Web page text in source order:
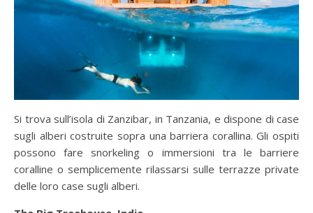
Si trova sull’isola di Zanzibar, in Tanzania, e dispone di case
sugli alberi costruite sopra una barriera corallina. Gli ospiti
possono fare snorkeling o immersioni tra le barriere
coralline o semplicemente rilassarsi sulle terrazze private
delle loro case sugli alberi.